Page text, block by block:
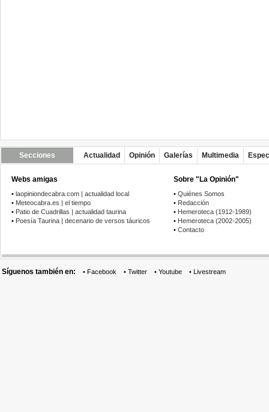
Secciones Actualidad Opinión Galerías Multimedia
Webs amigas
• laopiniondecabra.com | actualidad local
• Meteocabra.es | el tiempo
• Patio de Cuadrillas | actualidad taurina
• Poesía Taurina | decenario de versos táuricos
Sobre "La Opinión"
• Quiénes Somos
• Redacción
• Hemeroteca (1912-1989)
• Hemeroteca (2002-2005)
• Contacto
Síguenos también en: • Facebook • Twitter • Youtube • Livestream